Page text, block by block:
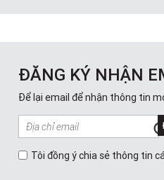
hoặc guitar bass. Các
hệ mật thiết với nền âm nhạc phổ
ĐĂNG KÝ NHẬN
Để lại email để nhận thông tin
Tôi đồng ý chia sẻ thông tin